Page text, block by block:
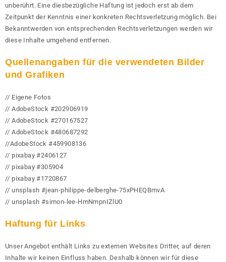
unberührt. Eine diesbezügliche Haftung ist jedoch erst ab dem
Zeitpunkt der Kenntnis einer konkreten Rechtsverletzung möglich. Bei
Bekanntwerden von entsprechenden Rechtsverletzungen werden wir
diese Inhalte umgehend entfernen.
Quellenangaben für die verwendeten Bilder
und Grafiken
// Eigene Fotos
// AdobeStock #202906919
// AdobeStock #270167527
// AdobeStock #480687292
//AdobeStock #459908136
// pixabay #2406127
// pixabay #305904
// pixabay #1720867
// unsplash #jean-philippe-delberghe-75xPHEQBmvA
// unsplash #simon-lee-HmNmpnIZlU0
Haftung für Links
Unser Angebot enthält Links zu externen Websites Dritter, auf deren
Inhalte wir keinen Einfluss haben. Deshalb können wir für diese